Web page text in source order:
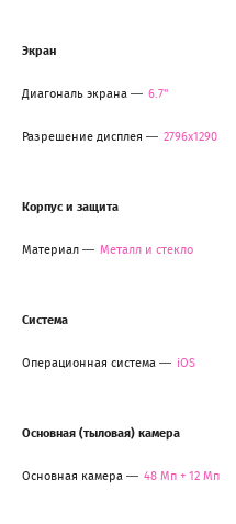
Экран
Диагональ экрана 6.7"
Разрешение дисплея 2796x1290
Корпус и защита
Материал Металл и стекло
Система
Операционная система iOS
Основная (тыловая) камера
Основная камера 48 Мп + 12 Мп